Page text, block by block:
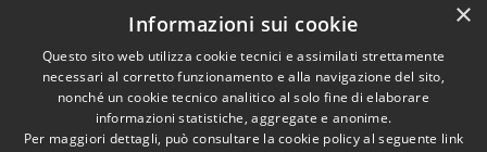
Dichiarazione di accessibilità
Copyright © 2026 • Comune di
×
Informazioni sui cookie
Questo sito web utilizza cookie tecnici e assimilati strettamente
necessari al corretto funzionamento e alla navigazione del sito,
nonché un cookie tecnico analitico al solo fine di elaborare
informazioni statistiche, aggregate e anonime.
Per maggiori dettagli, può consultare la cookie policy al seguente link